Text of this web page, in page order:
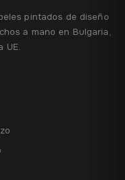
pintados de diseño
a mano en Bulgaria,
UE.